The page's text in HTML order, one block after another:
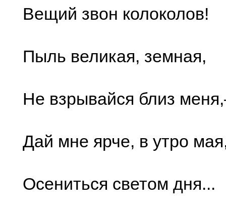
Вещий звон колоколов!
Пыль великая, земная,
Не взрывайся близ
Дай мне ярче, в утро
Осениться светом дня...